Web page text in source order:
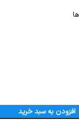
افزودن به سبد خرید